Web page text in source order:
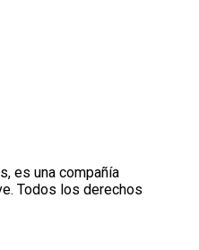
es una compañía
Todos los derechos